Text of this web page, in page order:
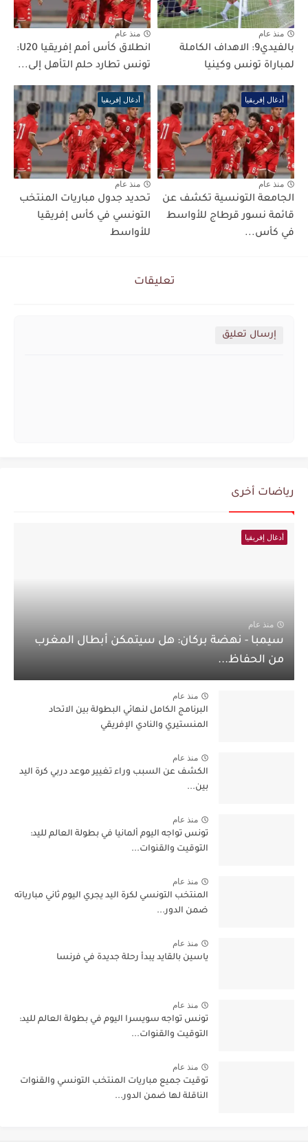
منذ عام
بالفيدي9: الاهداف الكاملة
لمباراة تونس وكينيا
منذ عام
انطلاق كأس أمم إفريقيا U20:
تونس تطارد حلم التأهل إلى...
أدغال إفريقيا
منذ عام
الجامعة التونسية تكشف عن
قائمة نسور قرطاج للأواسط
في كأس...
أدغال إفريقيا
منذ عام
تحديد جدول مباريات المنتخب
التونسي في كأس إفريقيا
للأواسط
تعليقات
إرسال تعليق
رياضات أخرى
أدغال إفريقيا
منذ عام
سيمبا - نهضة بركان: هل سيتمكن أبطال المغرب
من الحفاظ...
منذ عام
البرنامج الكامل لنهائي البطولة بين الاتحاد
المنستيري والنادي الإفريقي
منذ عام
الكشف عن السبب وراء تغيير موعد دربي كرة اليد
بين...
منذ عام
تونس تواجه اليوم ألمانيا في بطولة العالم لليد:
التوقيت والقنوات...
منذ عام
المنتخب التونسي لكرة اليد يجري اليوم ثاني مبارياته
ضمن الدور...
منذ عام
ياسين بالقايد يبدأ رحلة جديدة في فرنسا
منذ عام
تونس تواجه سويسرا اليوم في بطولة العالم لليد:
التوقيت والقنوات...
منذ عام
توقيت جميع مباريات المنتخب التونسي والقنوات
الناقلة لها ضمن الدور...